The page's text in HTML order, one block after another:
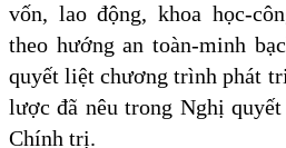
vốn, lao động, khoa học-
theo hướng an toàn-minh
quyết liệt chương trình phát
lược đã nêu trong Nghị
Chính trị.